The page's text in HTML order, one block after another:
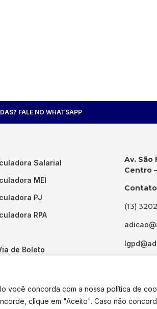
você concorda com a nossa política de
clique em "Aceito". Caso não
FALE NO WHATSAPP
Salarial
MEI
PJ
RPA
de Boleto
Av. São
Centro
(13)